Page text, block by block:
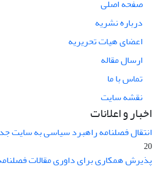
صفحه اصلی
درباره نشریه
اعضای هیات تحریریه
ارسال مقاله
تماس با ما
نقشه سایت
اخبار و اعلانات
انتقال فصلنامه راهبرد سیاسی به سایت
20
پذیرش همکاری برای داوری مقالات